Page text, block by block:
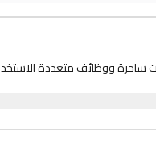
ساحرة ووظائف متعددة